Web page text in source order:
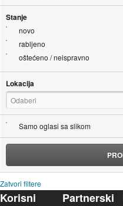
Stanje
novo
rabljeno
oštećeno / neispravno
Lokacija
Odaberi
Samo oglasi sa slikom
Zatvori filtere
Korisni
Partnerski